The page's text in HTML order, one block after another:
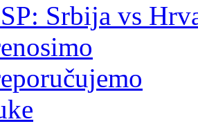
Srbija vs